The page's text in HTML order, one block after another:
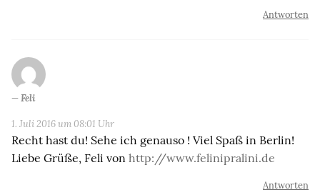
Antworten
Feli
1. Juli 2016 um 08:01 Uhr
Recht hast du! Sehe ich genauso ! Viel Spaß in Berlin!
Liebe Grüße, Feli von http://www.felinipralini.de
Antworten